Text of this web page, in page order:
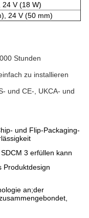
24 V (18 W)
24 V (50 mm)
Stunden
zu installieren
und CE-, UKCA- und
und Flip-Packaging-
3 erfüllen kann
Produktdesign
an;der